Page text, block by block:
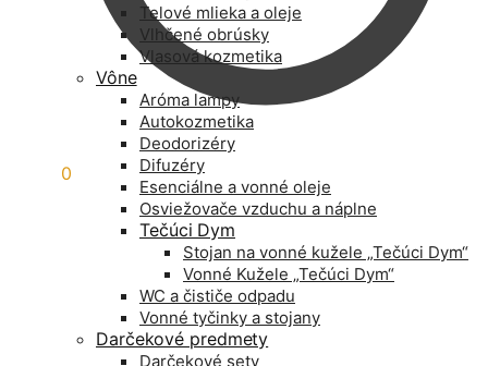
0
Telové mlieka a oleje
Vlhčené obrúsky
Vlasová kozmetika
Vône
Aróma lampy
Autokozmetika
Deodorizéry
Difuzéry
Esenciálne a vonné oleje
Osviežovače vzduchu a náplne
Tečúci Dym
Stojan na vonné kužele „Tečúci Dym“
Vonné Kužele „Tečúci Dym“
WC a čističe odpadu
Vonné tyčinky a stojany
Darčekové predmety
Darčekové sety